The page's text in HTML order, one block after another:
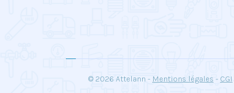
© 2026 Attelann - Mentions légales - CGI